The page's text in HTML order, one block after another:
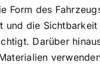
Form des
und die Sichtbarkeit
Darüber